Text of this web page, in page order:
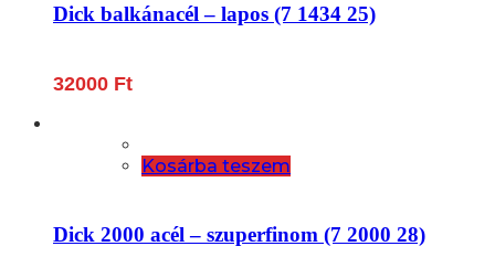
Dick balkánacél – lapos (7 1434 25)
32000 Ft
Kosárba teszem
Dick 2000 acél – szuperfinom (7 2000 28)